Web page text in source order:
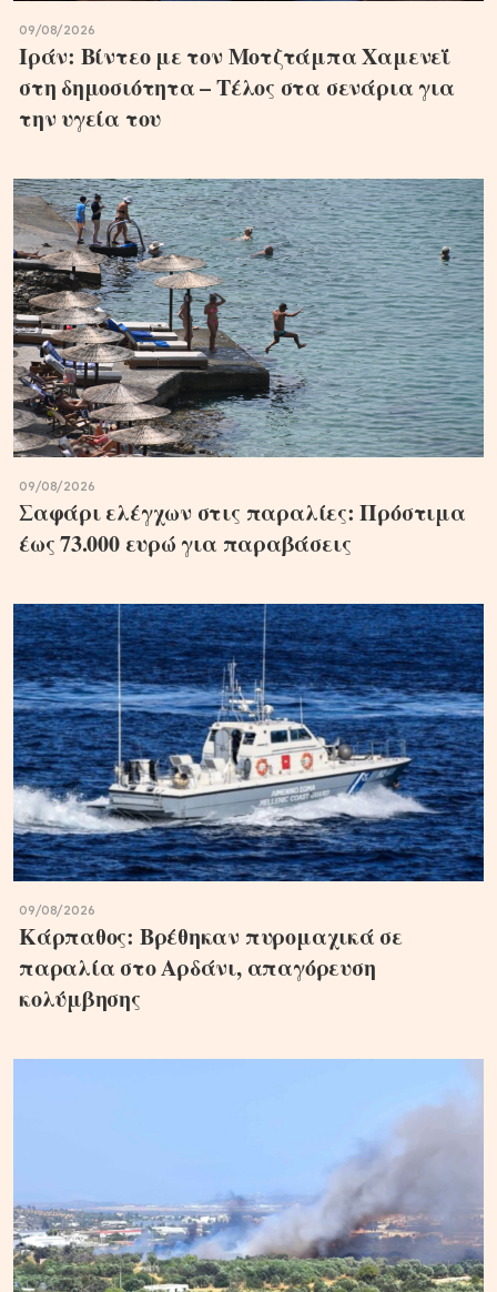
09/08/2026
Ιράν: Βίντεο με τον Μοτζτάμπα Χαμενεΐ
στη δημοσιότητα – Τέλος στα σενάρια για
την υγεία του
09/08/2026
Σαφάρι ελέγχων στις παραλίες: Πρόστιμα
έως 73.000 ευρώ για παραβάσεις
09/08/2026
Κάρπαθος: Βρέθηκαν πυρομαχικά σε
παραλία στο Αρδάνι, απαγόρευση
κολύμβησης